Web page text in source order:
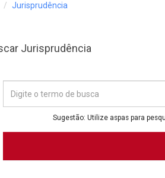
Jurisprudência
Jurisprudência
Sugestão: Utilize aspas para